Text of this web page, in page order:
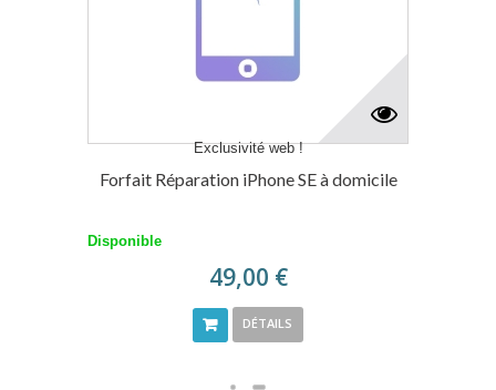
Exclusivité web !
Forfait Réparation iPhone SE à domicile
Disponible
49,00 €
DÉTAILS